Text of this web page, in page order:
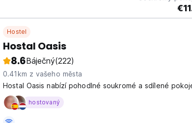
Hostel
Hostal Oasis
8.6Báječný(222)
0.41km z vašeho města
Hostal Oasis nabízí pohodlné soukromé a sdílené
hostovaný